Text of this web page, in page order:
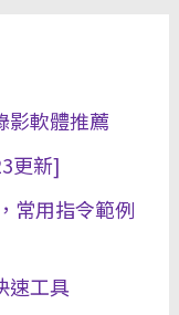
影軟體推薦
更新]
常用指令範例
速工具